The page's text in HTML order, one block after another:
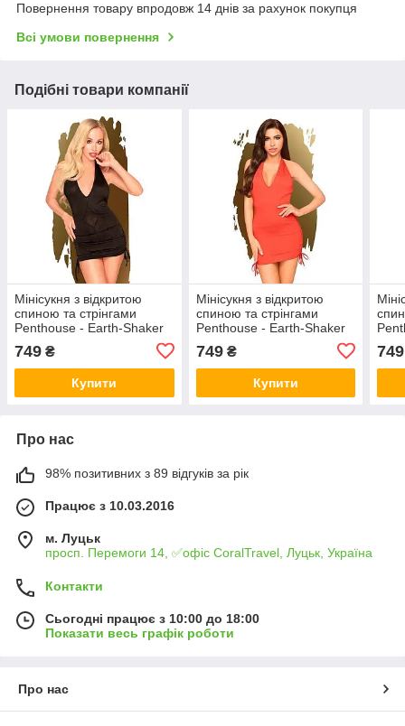
Повернення товару впродовж 14 днів за рахунок покупця
Всі умови повернення
Подібні товари компанії
Мінісукня з відкритою
спиною та стрінгами
Penthouse - Earth-Shaker
749 ₴
Купити
Мінісукня з відкритою
спиною та стрінгами
Penthouse - Earth-Shaker
749₴
Купити
749
Про нас
98% позитивних з 89 відгуків за рік
Працює з 10.03.2016
м. Луцьк
просп. Перемоги 14, ✅офіс CoralTravel, Луцьк, Україна
Контакти
Сьогодні працює з 10:00 до 18:00
Показати весь графік роботи
Про нас